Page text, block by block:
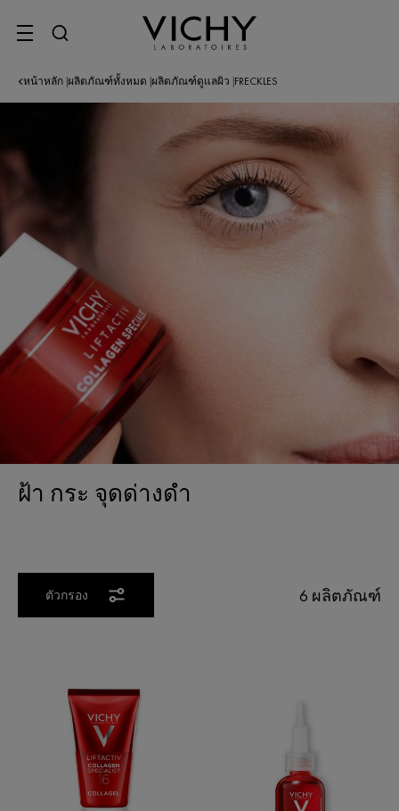
SITE MENU
หน้าหลัก ผลิตภัณฑ์ทั้งหมด ผลิตภัณฑ์ดูแลผิว FRECKLES
ฝ้า กระ จุดด่างดำ
ตัวกรอง 6 ผลิตภัณฑ์